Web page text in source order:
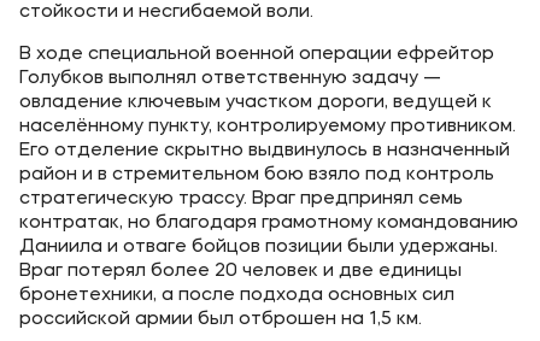
стойкости и несгибаемой воли.
В ходе специальной военной операции ефрейтор
Голубков выполнял ответственную задачу —
овладение ключевым участком дороги, ведущей к
населённому пункту, контролируемому противником.
Его отделение скрытно выдвинулось в назначенный
район и в стремительном бою взяло под контроль
стратегическую трассу. Враг предпринял семь
контратак, но благодаря грамотному командованию
Даниила и отваге бойцов позиции были удержаны.
Враг потерял более 20 человек и две единицы
бронетехники, а после подхода основных сил
российской армии был отброшен на 1,5 км.